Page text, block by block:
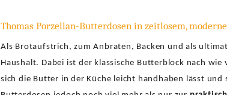
Thomas Porzellan-Butterdosen in zeitlosem,
Als Brotaufstrich, zum Anbraten, Backen und als
Haushalt. Dabei ist der klassische Butterblock nach
sich die Butter in der Küche leicht handhaben lässt